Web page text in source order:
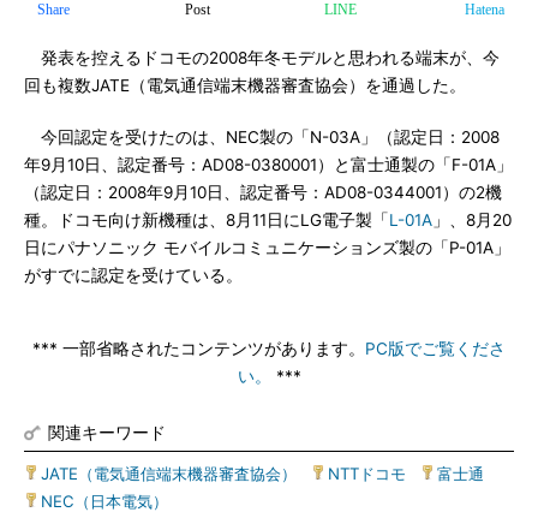
Share Post LINE Hatena
発表を控えるドコモの2008年冬モデルと思われる端末が、今
回も複数JATE（電気通信端末機器審査協会）を通過した。
今回認定を受けたのは、NEC製の「N-03A」（認定日：2008
年9月10日、認定番号：AD08-0380001）と富士通製の「F-01A」
（認定日：2008年9月10日、認定番号：AD08-0344001）の2機
種。ドコモ向け新機種は、8月11日にLG電子製「L-01A 」、8月20
日にパナソニック モバイルコミュニケーションズ製の「P-01A」
がすでに認定を受けている。
*** 一部省略されたコンテンツがあります。 PC版でご覧くださ
い。
***
関連キーワード
JATE（電気通信端末機器審査協会） NTTドコモ 富士通
NEC（日本電気）